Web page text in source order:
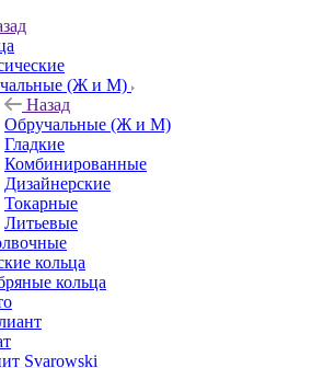
(Ж и М)
Назад
Обручальные (Ж и М)
Гладкие
Комбинированные
Дизайнерские
Токарные
Литьевые
кольца
кольца
Svarowski